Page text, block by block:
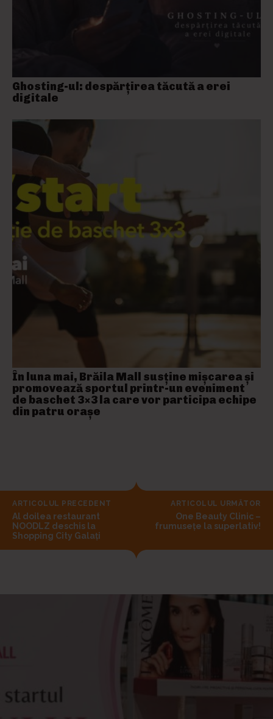
Ghosting-ul: despărțirea tăcută a erei
digitale
În luna mai, Brăila Mall susține mişcarea și
promovează sportul printr-un eveniment
de baschet 3×3 la care vor participa echipe
din patru orașe
ARTICOLUL PRECEDENT
Al doilea restaurant
NOODLZ deschis la
Shopping City Galați
ARTICOLUL URMĂTOR
One Beauty Clinic –
frumusețe la superlativ!